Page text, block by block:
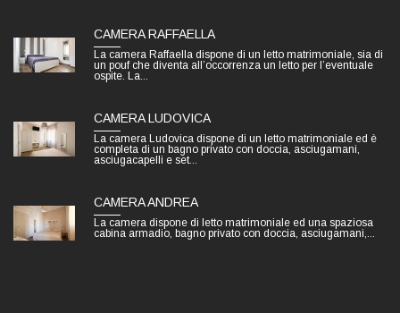
CAMERA RAFFAELLA
La camera Raffaella dispone di un letto matrimoniale, sia di
un pouf che diventa all’occorrenza un letto per l’eventuale
ospite. La...
CAMERA LUDOVICA
La camera Ludovica dispone di un letto matrimoniale ed è
completa di un bagno privato con doccia, asciugamani,
asciugacapelli e set...
CAMERA ANDREA
La camera dispone di letto matrimoniale ed una spaziosa
cabina armadio, bagno privato con doccia, asciugamani,...